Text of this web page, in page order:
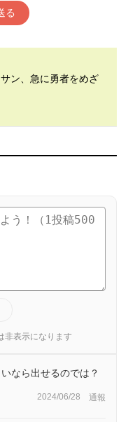
る
ン、急に勇者をめざ
非表示になります
なら出せるのでは？
2024/06/28 通報